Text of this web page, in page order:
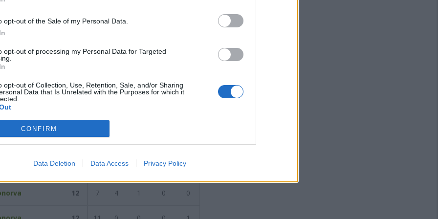
opt-out of the Sale of my Personal Data.
opt-out of processing my Personal Data for Targeted
opt-out of Collection, Use, Retention, Sale, and/or Sharing
Data that Is Unrelated with the Purposes for which it
CONFIRM
Data Deletion Data Access Privacy Policy
del11/02/2024 Successiva
Reti AZ RIG PUN ANG CDF
16 13 3 0 0 0
Calcio 15 9 5 0
12 7 4 1 0 0